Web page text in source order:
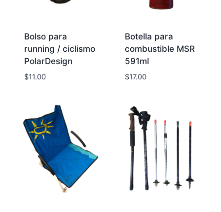
Bolso para
running / ciclismo
PolarDesign
$11.00
Botella para
combustible MSR
591ml
$17.00